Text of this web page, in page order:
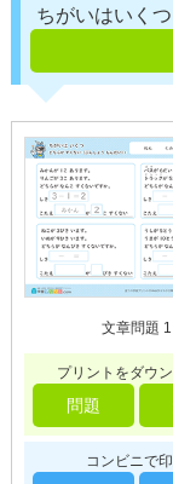
ちがいはいく
文章問題 1
プリントをダウ
問題
コンビニで